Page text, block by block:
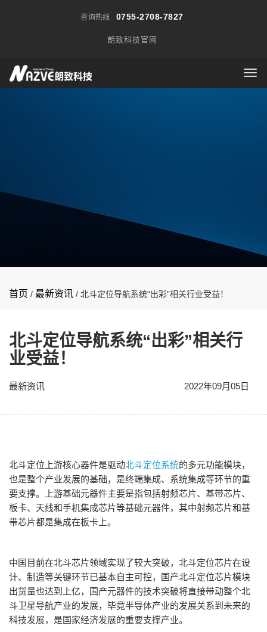
咨询热线 0755-2708-7827
朗致科技官网
首页 / 最新资讯 / 北斗定位导航系统“出彩”相关行业受益！
北斗定位导航系统“出彩”相关行
业受益！
最新资讯 2022年09月05日
北斗定位上游核心器件是驱动北斗定位系统的多元功能模块，
也是整个产业发展的基础，是终端集成、系统集成等环节的重
要支撑。上游基础元器件主要是指包括射频芯片、基带芯片、
板卡、天线和手机集成芯片等基础元器件，其中射频芯片和基
带芯片都是集成在板卡上。
中国目前在北斗芯片领域实现了较大突破，北斗定位芯片在设
计、制造等关键环节已基本自主可控，国产北斗定位芯片模块
出货量也达到上亿，国产元器件的技术突破将直接带动整个北
斗卫星导航产业的发展，毕竟半导体产业的发展关系到未来的
科技发展，是国家经济发展的重要支撑产业。